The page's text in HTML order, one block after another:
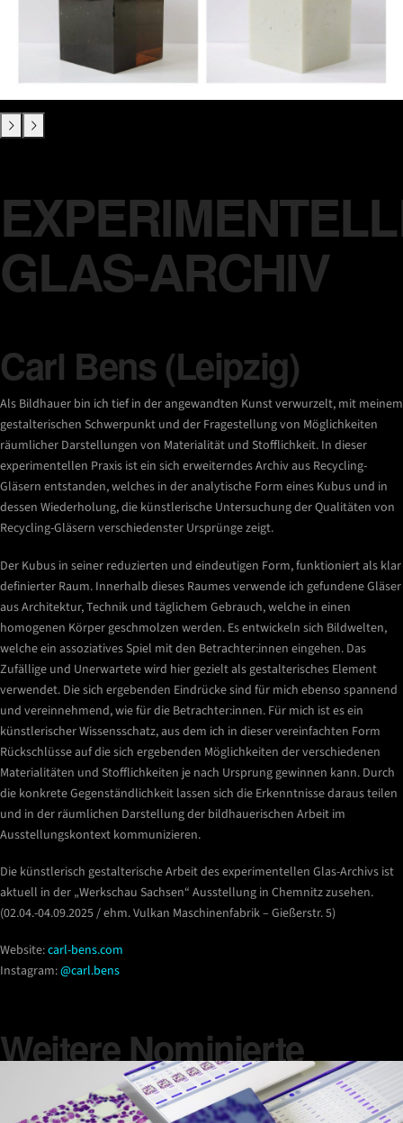
GLAS-ARCHIV
Carl Bens (Leipzig)
Als Bildhauer bin ich tief in der angewandten Kunst verwurzelt, mit meinem
gestalterischen Schwerpunkt und der Fragestellung von Möglichkeiten
räumlicher Darstellungen von Materialität und Stofflichkeit. In dieser
experimentellen Praxis ist ein sich erweiterndes Archiv aus Recycling-
Gläsern entstanden, welches in der analytische Form eines Kubus und in
dessen Wiederholung, die künstlerische Untersuchung der Qualitäten von
Recycling-Gläsern verschiedenster Ursprünge zeigt.
Der Kubus in seiner reduzierten und eindeutigen Form, funktioniert als klar
definierter Raum. Innerhalb dieses Raumes verwende ich gefundene Gläser
aus Architektur, Technik und täglichem Gebrauch, welche in einen
homogenen Körper geschmolzen werden. Es entwickeln sich Bildwelten,
welche ein assoziatives Spiel mit den Betrachter:innen eingehen. Das
Zufällige und Unerwartete wird hier gezielt als gestalterisches Element
verwendet. Die sich ergebenden Eindrücke sind für mich ebenso spannend
und vereinnehmend, wie für die Betrachter:innen. Für mich ist es ein
künstlerischer Wissensschatz, aus dem ich in dieser vereinfachten Form
Rückschlüsse auf die sich ergebenden Möglichkeiten der verschiedenen
Materialitäten und Stofflichkeiten je nach Ursprung gewinnen kann. Durch
die konkrete Gegenständlichkeit lassen sich die Erkenntnisse daraus teilen
und in der räumlichen Darstellung der bildhauerischen Arbeit im
Ausstellungskontext kommunizieren.
Die künstlerisch gestalterische Arbeit des experimentellen Glas-Archivs ist
aktuell in der „Werkschau Sachsen“ Ausstellung in Chemnitz zusehen.
(02.04.-04.09.2025 / ehm. Vulkan Maschinenfabrik – Gießerstr. 5)
Website:carl-bens.com
Instagram:@carl.bens
Weitere Nominierte